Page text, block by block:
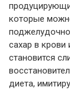
которые
сахар в крови
становится
диета,